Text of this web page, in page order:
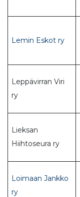
Lemin Eskot ry
Leppävirran Viri
ry
Lieksan
Hiihtoseura ry
Loimaan Jankko
ry